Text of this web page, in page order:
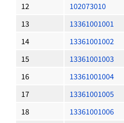
12
102073010
13
13361001001
14
13361001002
15
13361001003
16
13361001004
17
13361001005
18
13361001006